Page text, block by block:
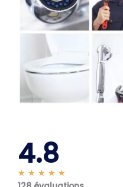
4.8
★ ★ ★ ★ ★
o